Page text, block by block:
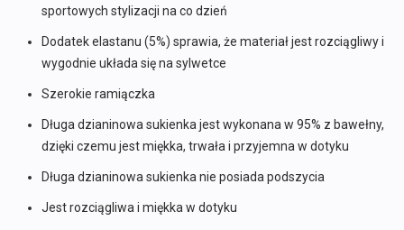
sportowych stylizacji na co dzień
Dodatek elastanu (5%) sprawia, że materiał jest rozciągliwy i
wygodnie układa się na sylwetce
Szerokie ramiączka
Długa dzianinowa sukienka jest wykonana w 95% z bawełny,
dzięki czemu jest miękka, trwała i przyjemna w dotyku
Długa dzianinowa sukienka nie posiada podszycia
Jest rozciągliwa i miękka w dotyku